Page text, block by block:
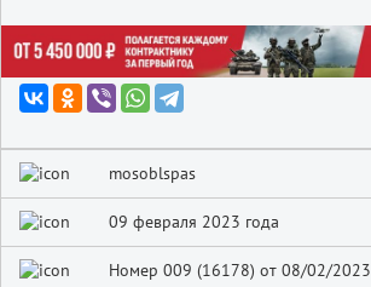
mosoblspas
09 февраля 2023 года
Номер 009 (16178) от 08/02/2023